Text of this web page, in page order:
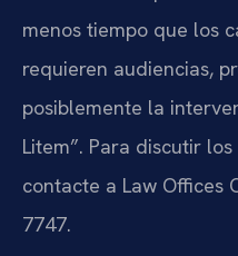
menos tiempo que los
requieren audiencias,
posiblemente la
Litem”. Para discutir
contacte a Law Offices
7747.